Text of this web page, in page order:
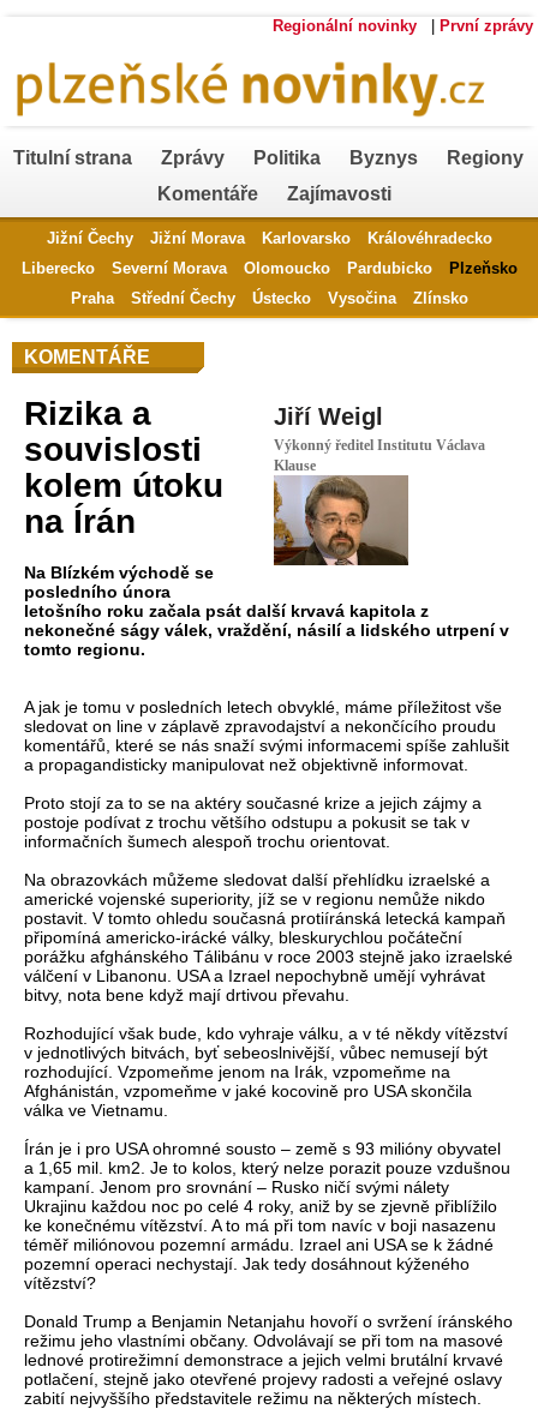
Regionální novinky První zprávy
Titulní strana Zprávy Politika Byznys
Regiony
Komentáře
Zajímavosti
Jižní Čechy Jižní Morava Karlovarsko
Královéhradecko
Liberecko
Severní Morava Olomoucko Pardubicko
Plzeňsko
Praha
Střední Čechy Ústecko Vysočina Zlínsko
KOMENTÁŘE
Jiří Weigl
Výkonný ředitel Institutu Václava
Klause
Rizika a
souvislosti
kolem útoku
na Írán
Na Blízkém východě se
posledního února
letošního roku začala psát další krvavá kapitola z
nekonečné ságy válek, vraždění, násilí a lidského utrpení v
tomto regionu.
A jak je tomu v posledních letech obvyklé, máme příležitost vše
sledovat on line v záplavě zpravodajství a nekončícího proudu
komentářů, které se nás snaží svými informacemi spíše zahlušit
a propagandisticky manipulovat než objektivně informovat.
Proto stojí za to se na aktéry současné krize a jejich zájmy a
postoje podívat z trochu většího odstupu a pokusit se tak v
informačních šumech alespoň trochu orientovat.
Na obrazovkách můžeme sledovat další přehlídku izraelské a
americké vojenské superiority, jíž se v regionu nemůže nikdo
postavit. V tomto ohledu současná protiíránská letecká kampaň
připomíná americko-irácké války, bleskurychlou počáteční
porážku afghánského Tálibánu v roce 2003 stejně jako izraelské
válčení v Libanonu. USA a Izrael nepochybně umějí vyhrávat
bitvy, nota bene když mají drtivou převahu.
Rozhodující však bude, kdo vyhraje válku, a v té někdy vítězství
v jednotlivých bitvách, byť sebeoslnivější, vůbec nemusejí být
rozhodující. Vzpomeňme jenom na Irák, vzpomeňme na
Afghánistán, vzpomeňme v jaké kocovině pro USA skončila
válka ve Vietnamu.
Írán je i pro USA ohromné sousto – země s 93 milióny obyvatel
a 1,65 mil. km2. Je to kolos, který nelze porazit pouze vzdušnou
kampaní. Jenom pro srovnání – Rusko ničí svými nálety
Ukrajinu každou noc po celé 4 roky, aniž by se zjevně přiblížilo
ke konečnému vítězství. A to má při tom navíc v boji nasazenu
téměř miliónovou pozemní armádu. Izrael ani USA se k žádné
pozemní operaci nechystají. Jak tedy dosáhnout kýženého
vítězství?
Donald Trump a Benjamin Netanjahu hovoří o svržení íránského
režimu jeho vlastními občany. Odvolávají se při tom na masové
lednové protirežimní demonstrace a jejich velmi brutální krvavé
potlačení, stejně jako otevřené projevy radosti a veřejné oslavy
zabití nejvyššího představitele režimu na některých místech.